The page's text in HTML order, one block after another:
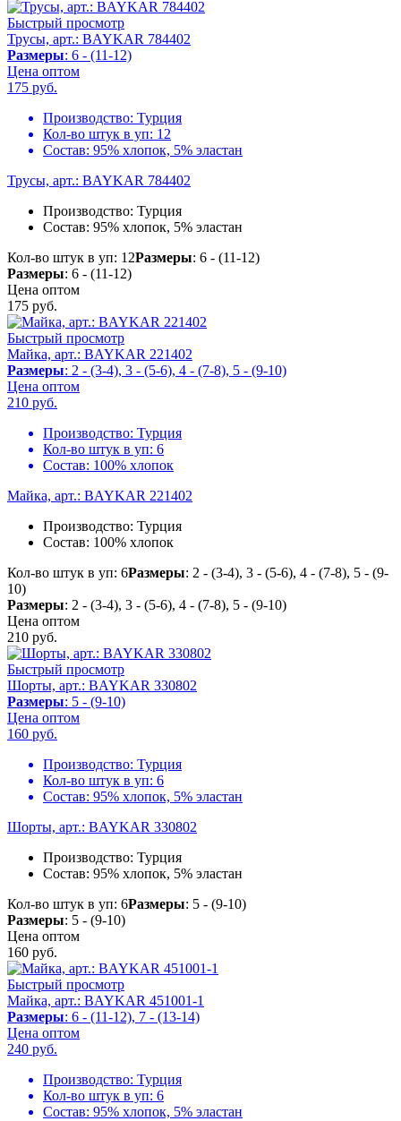
Быстрый просмотр
Трусы, арт.: BAYKAR 784402
Размеры: 6 - (11-12)
Цена оптом
175 руб.
Производство: Турция
Кол-во штук в уп: 12
Состав: 95% хлопок, 5% эластан
Трусы, арт.: BAYKAR 784402
Производство: Турция
Состав: 95% хлопок, 5% эластан
Кол-во штук в уп: 12Размеры: 6 - (11-12)
Размеры: 6 - (11-12)
Цена оптом
175 руб.
Быстрый просмотр
Майка, арт.: BAYKAR 221402
Размеры: 2 - (3-4), 3 - (5-6), 4 - (7-8), 5 - (9-10)
Цена оптом
210 руб.
Производство: Турция
Кол-во штук в уп: 6
Состав: 100% хлопок
Майка, арт.: BAYKAR 221402
Производство: Турция
Состав: 100% хлопок
Кол-во штук в уп: 6Размеры: 2 - (3-4), 3 - (5-6), 4 - (7-8), 5 - (9-
10)
Размеры: 2 - (3-4), 3 - (5-6), 4 - (7-8), 5 - (9-10)
Цена оптом
210 руб.
Быстрый просмотр
Шорты, арт.: BAYKAR 330802
Размеры: 5 - (9-10)
Цена оптом
160 руб.
Производство: Турция
Кол-во штук в уп: 6
Состав: 95% хлопок, 5% эластан
Шорты, арт.: BAYKAR 330802
Производство: Турция
Состав: 95% хлопок, 5% эластан
Кол-во штук в уп: 6Размеры: 5 - (9-10)
Размеры: 5 - (9-10)
Цена оптом
160 руб.
Быстрый просмотр
Майка, арт.: BAYKAR 451001-1
Размеры: 6 - (11-12), 7 - (13-14)
Цена оптом
240 руб.
Производство: Турция
Кол-во штук в уп: 6
Состав: 95% хлопок, 5% эластан